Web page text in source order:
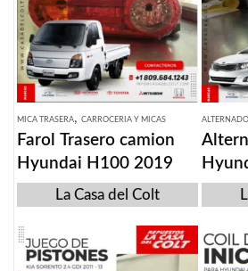
MICA TRASERA, CARROCERIA Y MICAS
Farol Trasero camion
Hyundai H100 2019
La Casa del Colt
y K5